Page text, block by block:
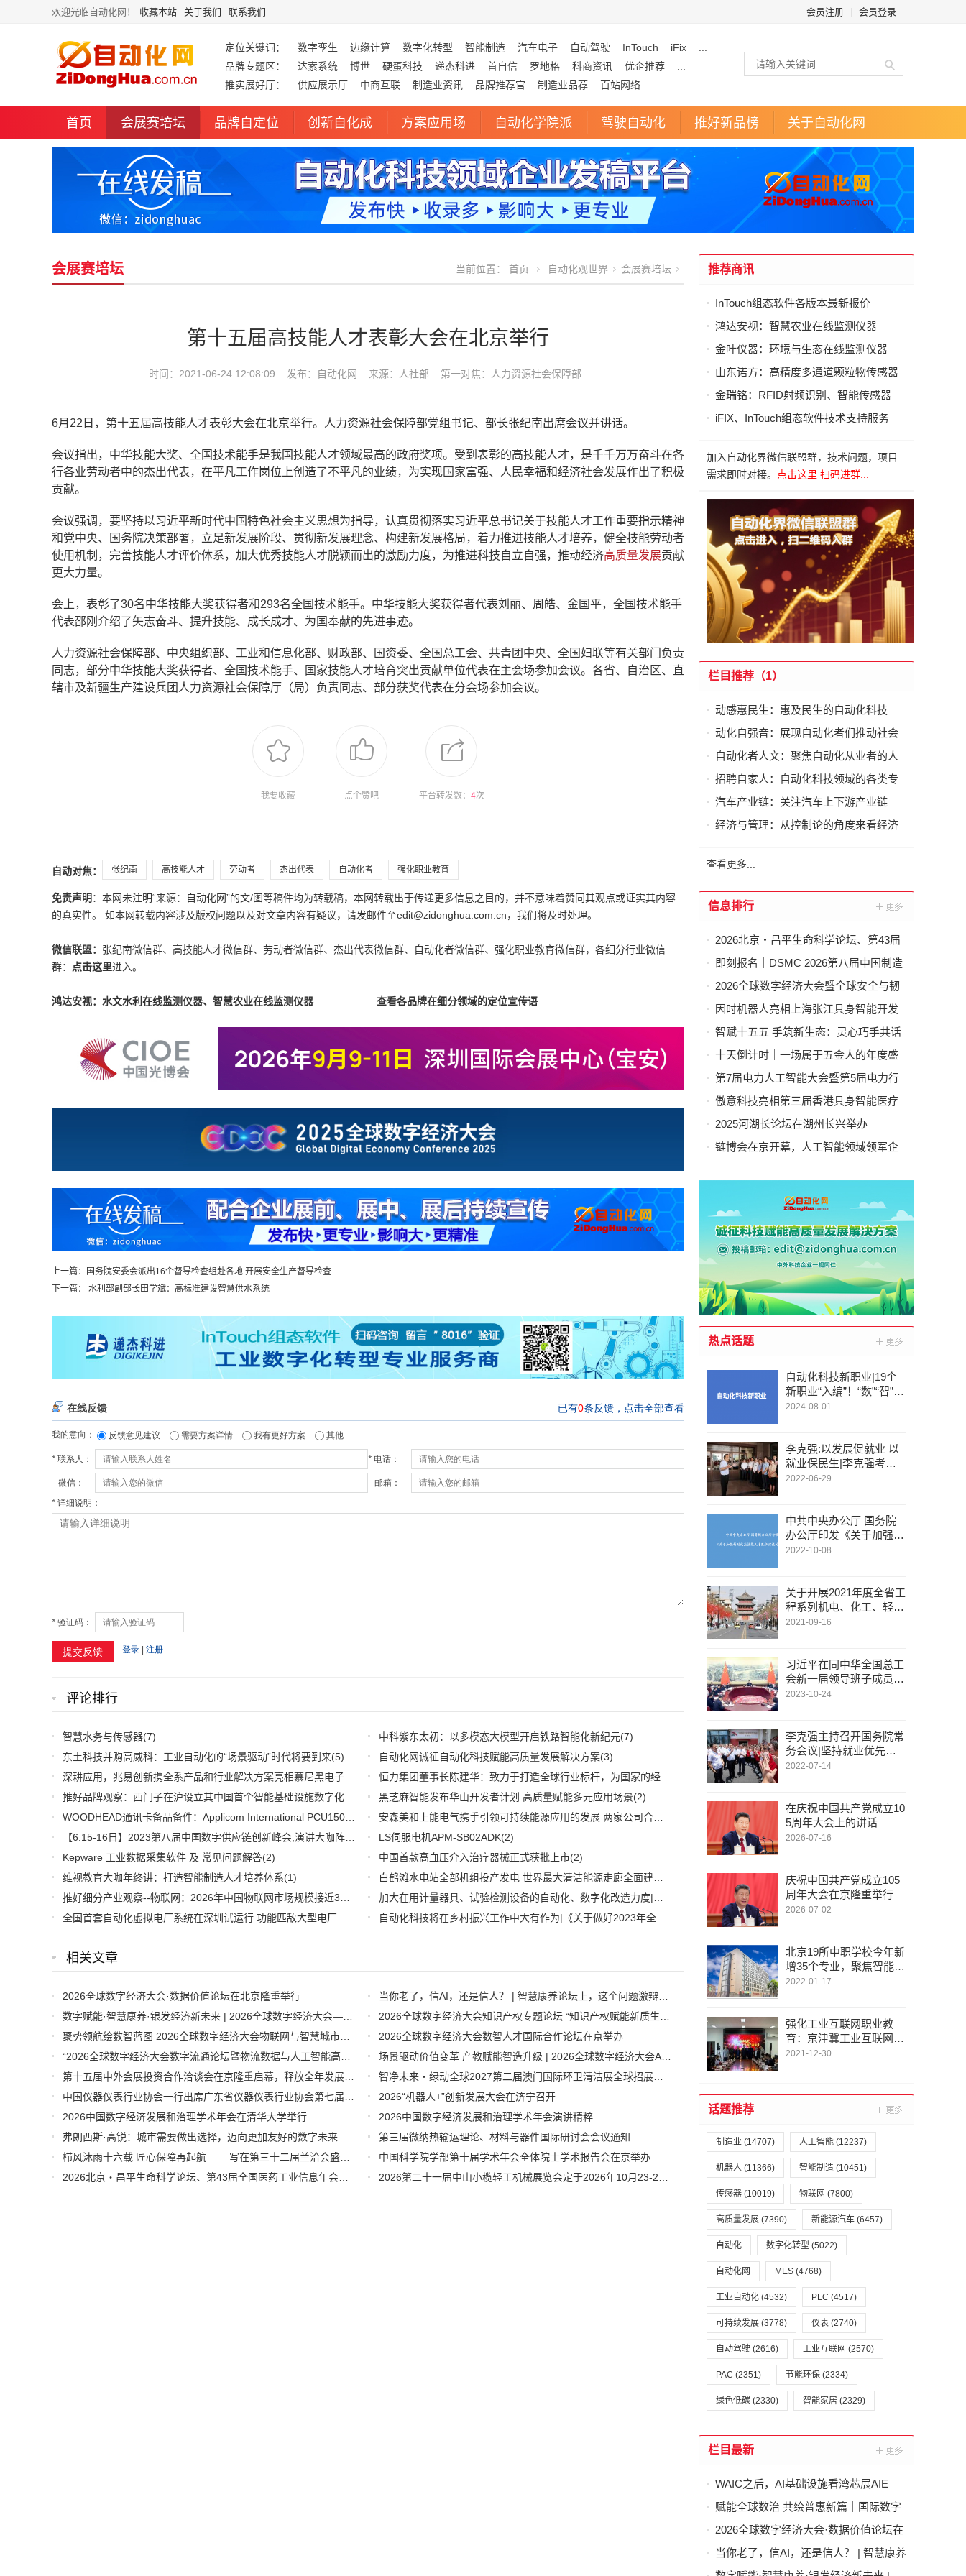
欢迎光临自动化网！ 收藏本站 关于我们 联系我们 会员注册 会员登录
定位关键词： 数字孪生 边缘计算 数字化转型 智能制造 汽车电子 自动驾驶 InTouch iFix
品牌专题区：
达索系统 博世 硬蛋科技 递杰科进 首自信 罗地格 科商资讯 优企推荐
推实展好厅：
供应展示厅 中商互联 制造业资讯 品牌推荐官 制造业品荐 百站网络
首页 会展赛培坛 品牌自定位 创新自化成 方案应用场 自动化学院派 驾驶自动化 推好新品榜 关于自动化网
会展赛培坛 当前位置： 首页 自动化观世界 会展赛培坛
第十五届高技能人才表彰大会在北京举行
时间：2021-06-24 12:08:09 发布： 自动化网 来源：人社部 第一对焦： 人力资源社会保障部
6月22日，第十五届高技能人才表彰大会在北京举行。人力资源社会保障部党组书记、部长张纪南出席会议并讲话。
会议指出，中华技能大奖、全国技术能手是我国技能人才领域最高的政府奖项。受到表彰的高技能人才，是千千万万奋斗在各
行各业劳动者中的杰出代表，在平凡工作岗位上创造了不平凡的业绩，为实现国家富强、人民幸福和经济社会发展作出了积极
贡献。
会议强调，要坚持以习近平新时代中国特色社会主义思想为指导，认真贯彻落实习近平总书记关于技能人才工作重要指示精神
和党中央、国务院决策部署，立足新发展阶段、贯彻新发展理念、构建新发展格局，着力推进技能人才培养，健全技能劳动者
使用机制，完善技能人才评价体系，加大优秀技能人才脱颖而出的激励力度，为推进科技自立自强，推动经济高质量发展贡献
更大力量。
会上，表彰了30名中华技能大奖获得者和293名全国技术能手。中华技能大奖获得者代表刘丽、周皓、金国平，全国技术能手
代表邵刚介绍了矢志奋斗、提升技能、成长成才、为国奉献的先进事迹。
人力资源社会保障部、中央组织部、工业和信息化部、财政部、国资委、全国总工会、共青团中央、全国妇联等有关部门负责
同志，部分中华技能大奖获得者、全国技术能手、国家技能人才培育突出贡献单位代表在主会场参加会议。各省、自治区、直
辖市及新疆生产建设兵团人力资源社会保障厅（局）负责同志、部分获奖代表在分会场参加会议。
我要收藏 点个赞吧 平台转发数： 4次
自动对焦： 张纪南 高技能人才 劳动者 杰出代表 自动化者 强化职业教育
免责声明 ：本网未注明“来源：自动化网”的文/图等稿件均为转载稿，本网转载出于传递更多信息之目的，并不意味着赞同其观点或证实其内容
的真实性。 如本网转载内容涉及版权问题以及对文章内容有疑议，请发邮件至edit@zidonghua.com.cn，我们将及时处理。
微信联盟： 张纪南微信群、高技能人才微信群、劳动者微信群、杰出代表微信群、自动化者微信群、强化职业教育微信群，各细分行业微信
群：
点击这里进入。
鸿达安视：水文水利在线监测仪器、智慧农业在线监测仪器 查看各品牌在细分领域的定位宣传语
上一篇：
国务院安委会派出16个督导检查组赴各地 开展安全生产督导检查
下一篇： 水利部副部长田学斌：高标准建设智慧供水系统
评论排行
智慧水务与传感器(7) 中科紫东太初：以多模态大模型开启铁路智能化新纪元(7)
东土科技并购高威科：工业自动化的“场景驱动”时代将要到来(5) 自动化网诚征自动化科技赋能高质量发展解决方案(3)
恒力集团董事长陈建华：致力于打造全球行业标杆，为国家的经济高质量发展贡献更大力量|上海电气集团党委书记、董事长吴磊来访
(2)
黑芝麻智能发布华山开发者计划 高质量赋能多元应用场景(2)
(2) 安森美和上能电气携手引领可持续能源应用的发展 两家公司合作开发高性能储能和太阳能组串式逆变器方案 以实现可持续的未来
(2)
LS伺服电机APM-SB02ADK(2)
Kepware 工业数据采集软件 及 常见问题解答(2) 中国首款高血压介入治疗器械正式获批上市(2)
维视教育大咖年终讲：打造智能制造人才培养体系(1)
白鹤滩水电站全部机组投产发电 世界最大清洁能源走廊全面建成|将为建设新型能源体系、保障国家能源安全、实现“双碳”目标提供有力支撑
(1)
(1) 自动化科技将在乡村振兴工作中大有作为|《关于做好2023年全面推进乡村振兴重点工作的意见》发布
相关文章
2026全球数字经济大会·数据价值论坛在北京隆重举行
当你老了，信AI，还是信人？ | 智慧康养论坛上，这个问题激辩了数个小时
2026全球数字经济大会数智人才国际合作论坛在京举办
场景驱动价值变革 产教赋能智造升级 | 2026全球数字经济大会AI+制造场景落地国际论坛成功举办
智净未来・绿动全球2027第二届澳门国际环卫清洁展全球招展正式启动
2026“机器人+”创新发展大会在济宁召开
2026中国数字经济发展和治理学术年会在清华大学举行
2026中国数字经济发展和治理学术年会演讲精粹
弗朗西斯·高锐：城市需要做出选择，迈向更加友好的数字未来
第三届微纳热输运理论、材料与器件国际研讨会会议通知
中国科学院学部第十届学术年会全体院士学术报告会在京举办
推荐商讯
InTouch组态软件各版本最新报价
鸿达安视：智慧农业在线监测仪器
金叶仪器：环境与生态在线监测仪器
山东诺方：高精度多通道颗粒物传感器
金瑞铭：RFID射频识别、智能传感器
iFIX、InTouch组态软件技术支持服务
加入自动化界微信联盟群，技术问题，项目
需求即时对接。
点击这里 扫码进群...
栏目推荐（1）
动感惠民生：惠及民生的自动化科技
动化自强音：展现自动化者们推动社会
进步发出的响亮声音
自动化者人文：聚焦自动化从业者的人
文思考
招聘自家人：自动化科技领域的各类专
家及人才需求资讯
汽车产业链：关注汽车上下游产业链
经济与管理：从控制论的角度来看经济
查看更多...
信息排行
2026北京・昌平生命科学论坛、第43届
全国医药工业信息年会在京开幕
即刻报名｜DSMC 2026第八届中国制造
业&新能源数智峰会全新启程！
2026全球数字经济大会暨全球安全与韧
性经济AI论坛在京隆重召开
因时机器人亮相上海张江具身智能开发
者大会
智赋十五五 手筑新生态：灵心巧手共话
具身智能新基建
十天倒计时｜一场属于五金人的年度盛
会，即将启幕！
第7届电力人工智能大会暨第5届电力行
业数字化转型大会，10月相约杭州！
傲意科技亮相第三届香港具身智能医疗
科技论坛，共同探讨医疗科技企业出海
2025河湖长论坛在湖州长兴举办
链博会在京开幕，人工智能领域领军企
热点话题
自动化科技新职业|19个
新职业“入编”！“数”“智”成
新标签
2024-08-01
李克强:以发展促就业 以
就业保民生|李克强考察
民政部和人力资源社会保
2022-06-29
中共中央办公厅 国务院
办公厅印发《关于加强新
时代高技能人才队伍建设
2022-10-08
关于开展2021年度全省工
程系列机电、化工、轻
工、纺织专业高级工程师
2021-09-16
习近平在同中华全国总工
会新一届领导班子成员集
体谈话时强调：坚持党对
建设民族复兴伟业
2023-10-24
李克强主持召开国务院常
务会议|坚持就业优先，
以发展促就业，以稳就业
2022-07-14
在庆祝中国共产党成立10
5周年大会上的讲话
2026-07-16
庆祝中国共产党成立105
周年大会在京隆重举行
2026-07-02
北京19所中职学校今年新
增35个专业，聚焦智能制
造等领域
2022-01-17
强化工业互联网职业教
育：京津冀工业互联网产
教联盟成立
2021-12-30
话题推荐
制造业 (14707) 人工智能 (12237)
机器人 (11366) 智能制造 (10451)
传感器 (10019) 物联网 (7800)
高质量发展 (7390) 新能源汽车 (6457)
自动化 数字化转型 (5022)
自动化网 MES (4768)
工业自动化 (4532) PLC (4517)
可持续发展 (3778) 仪表 (2740)
自动驾驶 (2616) 工业互联网 (2570)
PAC (2351) 节能环保 (2334)
绿色低碳 (2330) 智能家居 (2329)
栏目最新
WAIC之后，AI基础设施看湾芯展AIE
赋能全球数治 共绘普惠新篇｜国际数字
经济治理与领军人才能力建设项目（第
2026全球数字经济大会·数据价值论坛在
北京隆重举行
当你老了，信AI，还是信人？ | 智慧康养
论坛上，这个问题激辩了数个小时